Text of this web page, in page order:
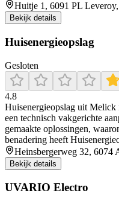
Huitje 1, 6091 PL
Bekijk details
Huisenergieopslag
Gesloten
4.8
Huisenergieopslag uit Melick
een technisch vakgerichte
gemaakte oplossingen,
benadering heeft
Heinsbergerweg 32, 6074
Bekijk details
UVARIO Electro